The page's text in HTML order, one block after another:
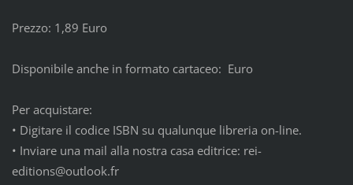
Prezzo: 1,89 Euro
Disponibile anche in formato cartaceo: Euro
Per acquistare:
• Digitare il codice ISBN su qualunque libreria on-line.
• Inviare una mail alla nostra casa editrice: rei-
editions@outlook.fr